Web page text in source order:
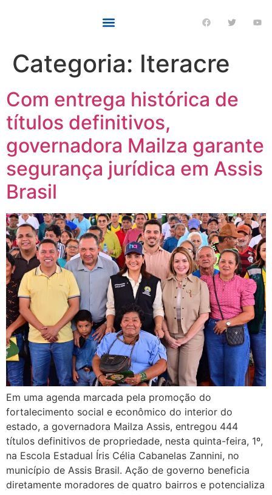
Categoria: Iteracre
Com entrega histórica de
títulos definitivos,
governadora Mailza garante
segurança jurídica em Assis
Brasil
Em uma agenda marcada pela promoção do
fortalecimento social e econômico do interior do
estado, a governadora Mailza Assis, entregou 444
títulos definitivos de propriedade, nesta quinta-feira, 1º,
na Escola Estadual Íris Célia Cabanelas Zannini, no
município de Assis Brasil. Ação de governo beneficia
diretamente moradores de quatro bairros e potencializa